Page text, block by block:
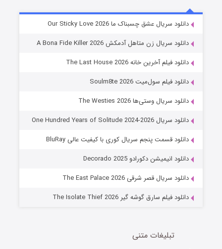
شوهر
عملیات آپارتمان
قسمت2 (زیرنویس) منتشر شد
دانلود سریال عشق چسبناک ما Our Sticky Love 2026
دانلود سریال زن متاهل آدمکش A Bona Fide Killer 2026
دانلود فیلم آخرین خانه The Last House 2026
دانلود فیلم سول‌میت Soulm8te 2026
دانلود سریال وستی‌ها The Westies 2026
دانلود سریال One Hundred Years of Solitude 2024-2026
دانلود قسمت پنجم سریال کوری با کیفیت عالی BluRay
دانلود انیمیشن دکورادو Decorado 2025
دانلود سریال قصر شرقی The East Palace 2026
دانلود فیلم سارق گوشه گیر The Isolate Thief 2026
تبلیغات متنی